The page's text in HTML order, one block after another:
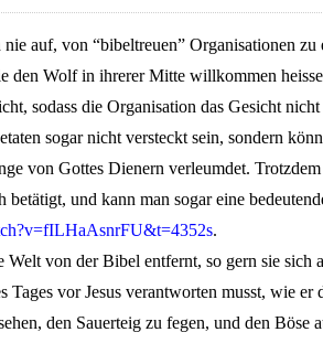
auf, von “bibeltreuen” Organisationen
den Wolf in ihrerer Mitte willkommen
sodass die Organisation das Gesicht
sogar nicht versteckt sein, sondern
von Gottes Dienern verleumdet.
und kann man sogar eine
.
von der Bibel entfernt, so gern sie sich
vor Jesus verantworten musst, wie
den Sauerteig zu fegen, und den